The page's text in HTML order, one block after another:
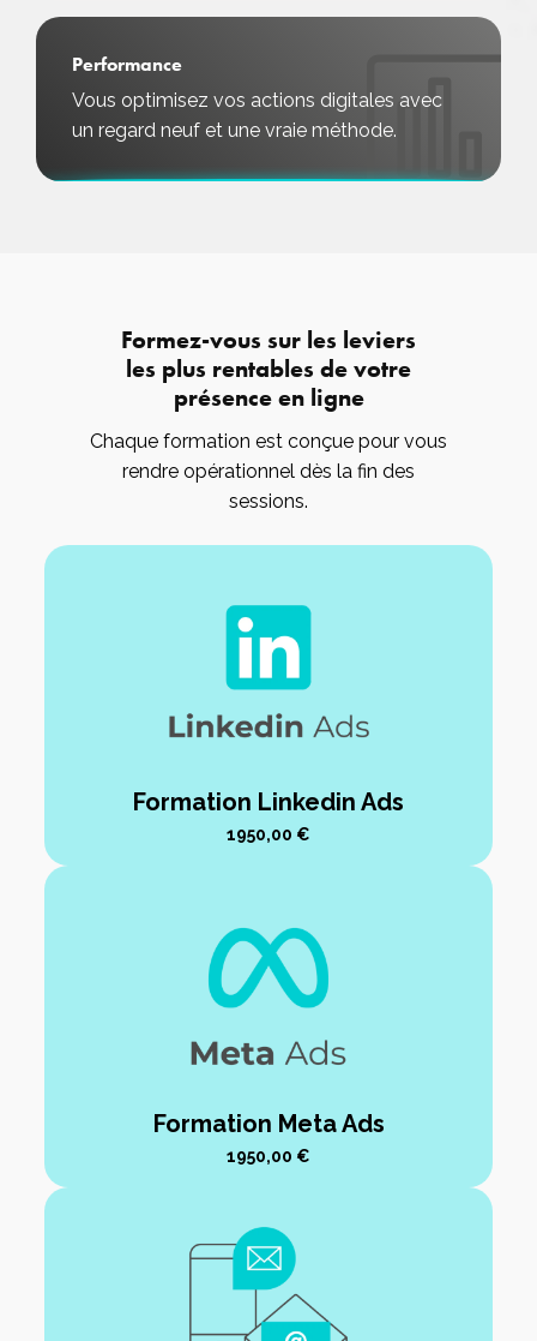
Performance
Vous optimisez vos actions digitales avec
un regard neuf et une vraie méthode.
Formez-vous sur les leviers
les plus rentables de votre
présence en ligne
Chaque formation est conçue pour vous
rendre opérationnel dès la fin des
sessions.
Formation Linkedin Ads
1950,00 €
Formation Meta Ads
1950,00 €